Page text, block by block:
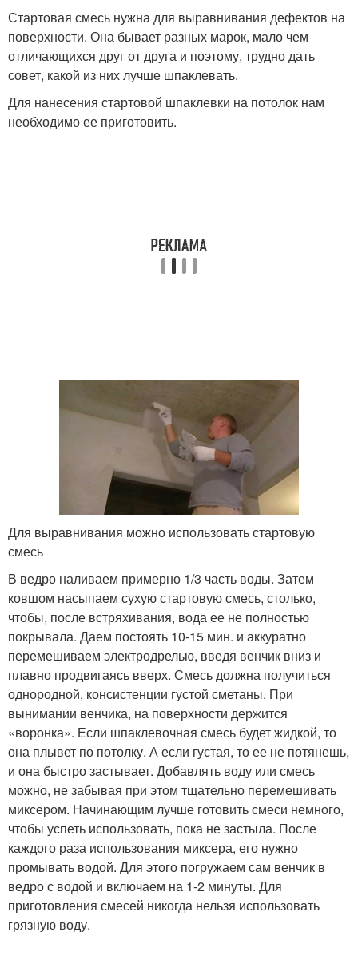
Стартовая смесь нужна для выравнивания дефектов на
поверхности. Она бывает разных марок, мало чем
отличающихся друг от друга и поэтому, трудно дать
совет, какой из них лучше шпаклевать.
Для нанесения стартовой шпаклевки на потолок нам
необходимо ее приготовить.
Для выравнивания можно использовать стартовую
смесь
В ведро наливаем примерно 1/3 часть воды. Затем
ковшом насыпаем сухую стартовую смесь, столько,
чтобы, после встряхивания, вода ее не полностью
покрывала. Даем постоять 10-15 мин. и аккуратно
перемешиваем электродрелью, введя венчик вниз и
плавно продвигаясь вверх. Смесь должна получиться
однородной, консистенции густой сметаны. При
вынимании венчика, на поверхности держится
«воронка». Если шпаклевочная смесь будет жидкой, то
она плывет по потолку. А если густая, то ее не потянешь,
и она быстро застывает. Добавлять воду или смесь
можно, не забывая при этом тщательно перемешивать
миксером. Начинающим лучше готовить смеси немного,
чтобы успеть использовать, пока не застыла. После
каждого раза использования миксера, его нужно
промывать водой. Для этого погружаем сам венчик в
ведро с водой и включаем на 1-2 минуты. Для
приготовления смесей никогда нельзя использовать
грязную воду.